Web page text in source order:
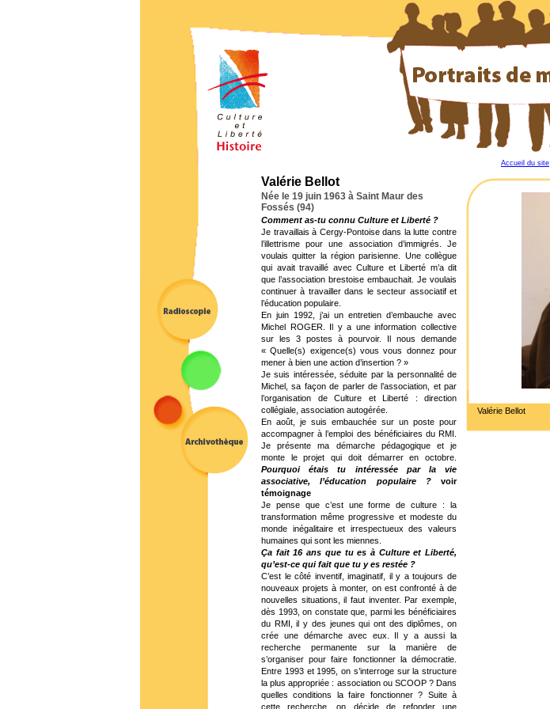
Accueil du site
Valérie Bellot
Valérie Bellot
Née le 19 juin 1963 à Saint Maur des
Fossés (94)
Comment as-tu connu Culture et Liberté ?
Je travaillais à Cergy-Pontoise dans la lutte contre
l’illettrisme pour une association d’immigrés. Je
voulais quitter la région parisienne. Une collègue
qui avait travaillé avec Culture et Liberté m’a dit
que l’association brestoise embauchait. Je voulais
continuer à travailler dans le secteur associatif et
l’éducation populaire.
En juin 1992, j’ai un entretien d’embauche avec
Michel ROGER. Il y a une information collective
sur les 3 postes à pourvoir. Il nous demande
« Quelle(s) exigence(s) vous vous donnez pour
mener à bien une action d’insertion ? »
Je suis intéressée, séduite par la personnalité de
Michel, sa façon de parler de l’association, et par
l’organisation de Culture et Liberté : direction
collégiale, association autogérée.
En août, je suis embauchée sur un poste pour
accompagner à l’emploi des bénéficiaires du RMI.
Je présente ma démarche pédagogique et je
monte le projet qui doit démarrer en octobre.
Pourquoi étais tu intéressée par la vie
associative, l’éducation populaire ?voir
témoignage
Je pense que c’est une forme de culture : la
transformation même progressive et modeste du
monde inégalitaire et irrespectueux des valeurs
humaines qui sont les miennes.
Ça fait 16 ans que tu es à Culture et Liberté,
qu’est-ce qui fait que tu y es restée ?
C’est le côté inventif, imaginatif, il y a toujours de
nouveaux projets à monter, on est confronté à de
nouvelles situations, il faut inventer. Par exemple,
dès 1993, on constate que, parmi les bénéficiaires
du RMI, il y des jeunes qui ont des diplômes, on
crée une démarche avec eux. Il y a aussi la
recherche permanente sur la manière de
s’organiser pour faire fonctionner la démocratie.
Entre 1993 et 1995, on s’interroge sur la structure
la plus appropriée : association ou SCOOP ? Dans
quelles conditions la faire fonctionner ? Suite à
cette recherche, on décide de refonder une